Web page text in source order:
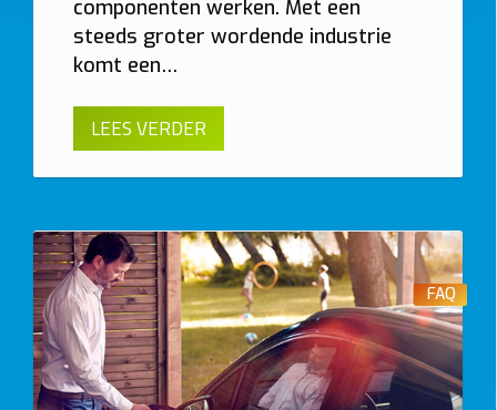
componenten werken. Met een
steeds groter wordende industrie
komt een…
LEES VERDER
FAQ